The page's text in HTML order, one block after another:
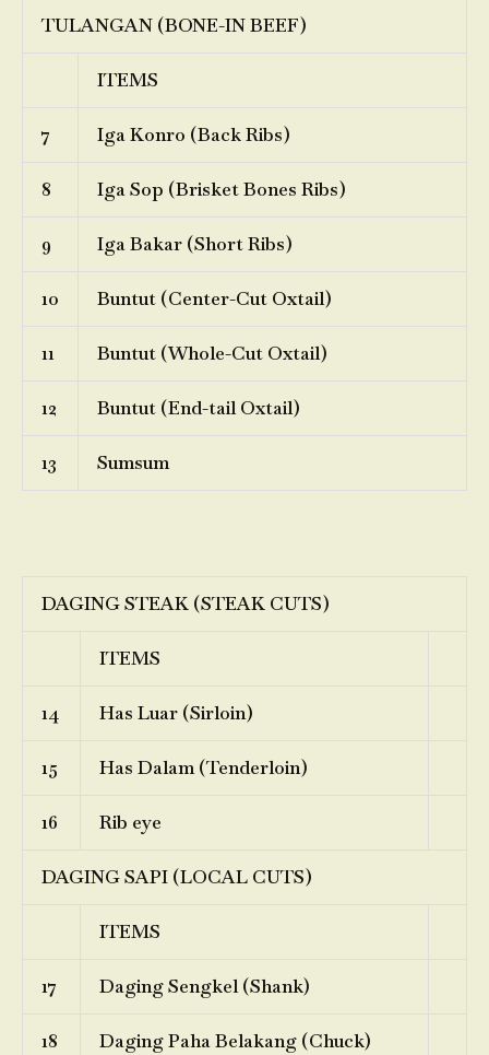
TULANGAN (BONE-IN BEEF)
ITEMS
7 Iga Konro (Back Ribs)
8 Iga Sop (Brisket Bones Ribs)
9 Iga Bakar (Short Ribs)
10 Buntut (Center-Cut Oxtail)
11 Buntut (Whole-Cut Oxtail)
12 Buntut (End-tail Oxtail)
13 Sumsum
DAGING STEAK (STEAK CUTS)
ITEMS
14 Has Luar (Sirloin)
15 Has Dalam (Tenderloin)
16 Rib eye
DAGING SAPI (LOCAL CUTS)
ITEMS
17 Daging Sengkel (Shank)
18 Daging Paha Belakang (Chuck)